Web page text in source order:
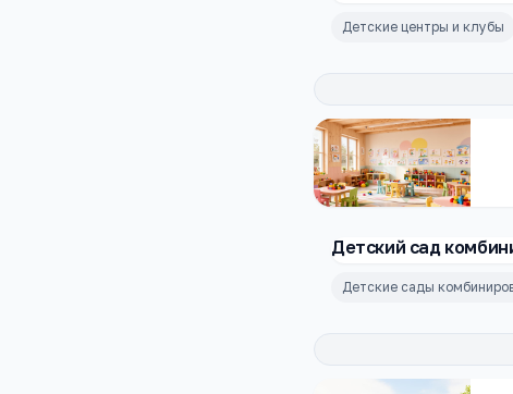
Детские центры и клубы
Детский сад
Детские сады